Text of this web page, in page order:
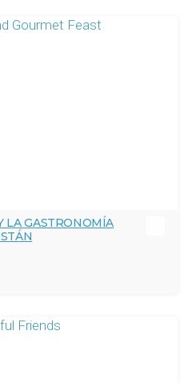
LA GASTRONOMÍA